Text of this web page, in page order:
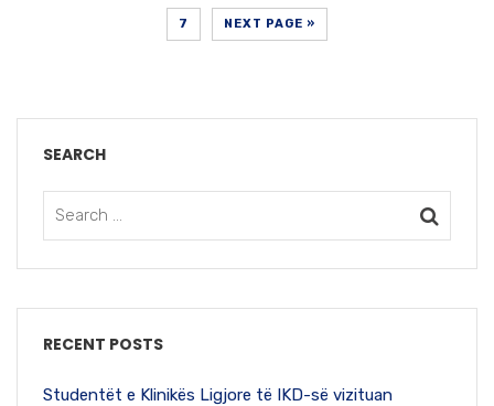
7 NEXT PAGE »
SEARCH
RECENT POSTS
Studentët e Klinikës Ligjore të IKD-së vizituan